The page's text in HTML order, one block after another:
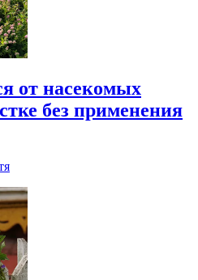
от насекомых
без применения